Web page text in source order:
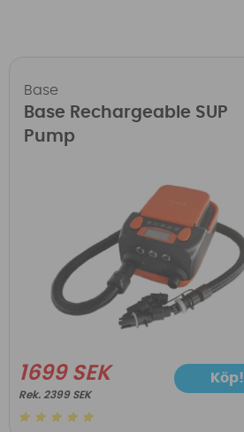
Base
Base Rechargeable SUP
Pump
1699 SEK
2399 SEK
Köp!